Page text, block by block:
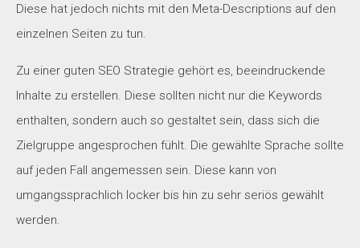
Diese hat jedoch nichts mit den Meta-Descriptions auf den
einzelnen Seiten zu tun.
Zu einer guten SEO Strategie gehört es, beeindruckende
Inhalte zu erstellen. Diese sollten nicht nur die Keywords
enthalten, sondern auch so gestaltet sein, dass sich die
Zielgruppe angesprochen fühlt. Die gewählte Sprache sollte
auf jeden Fall angemessen sein. Diese kann von
umgangssprachlich locker bis hin zu sehr seriös gewählt
werden.